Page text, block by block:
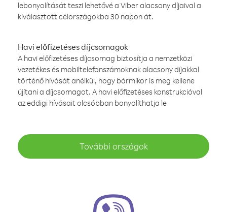
lebonyolítását teszi lehetővé a Viber alacsony díjaival a
kiválasztott célországokba 30 napon át.
Havi előfizetéses díjcsomagok
A havi előfizetéses díjcsomag biztosítja a nemzetközi
vezetékes és mobiltelefonszámoknak alacsony díjakkal
történő hívását anélkül, hogy bármikor is meg kellene
újítani a díjcsomagot. A havi előfizetéses konstrukcióval
az eddigi hívásait olcsóbban bonyolíthatja le
További országok